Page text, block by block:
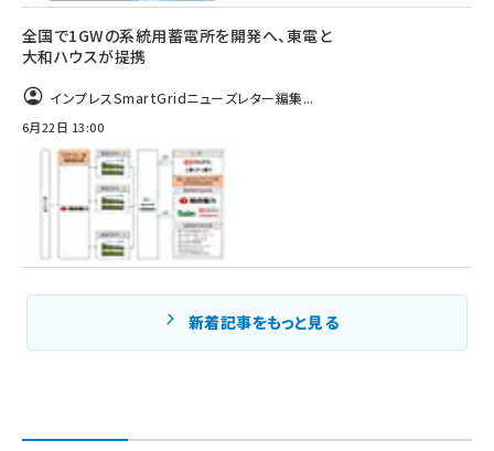
全国で1GWの系統用蓄電所を開発へ、東電と
大和ハウスが提携
インプレスSmartGridニューズレター編集...
6月22日 13:00
新着記事をもっと見る